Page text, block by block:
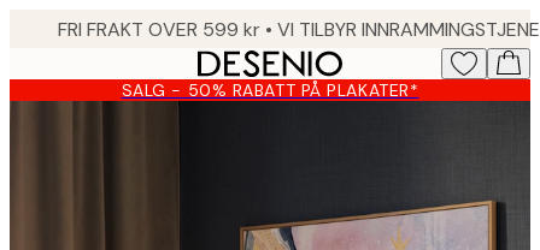
content.
SALG - 50% RABATT PÅ PLAKATER*